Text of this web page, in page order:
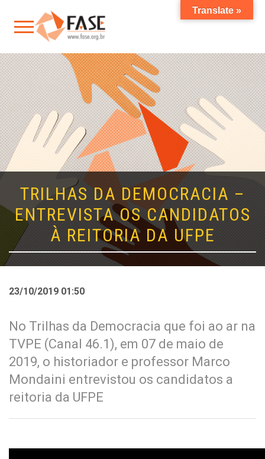
TRILHAS DA DEMOCRACIA –
ENTREVISTA OS CANDIDATOS
À REITORIA DA UFPE
23/10/2019 01:50
No Trilhas da Democracia que foi ao ar na
TVPE (Canal 46.1), em 07 de maio de
2019, o historiador e professor Marco
Mondaini entrevistou os candidatos a
reitoria da UFPE
Translate »